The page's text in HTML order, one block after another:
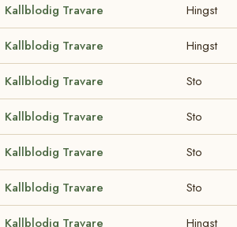
Kallblodig Travare Hingst
Kallblodig Travare Hingst
Kallblodig Travare Sto
Kallblodig Travare Sto
Kallblodig Travare Sto
Kallblodig Travare Sto
Kallblodig Travare Hingst